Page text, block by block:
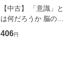
【中古】 「意識」と
は何だろうか 脳の来
歴、知覚の錯誤 （講
談社現代新書） / 下条
406円